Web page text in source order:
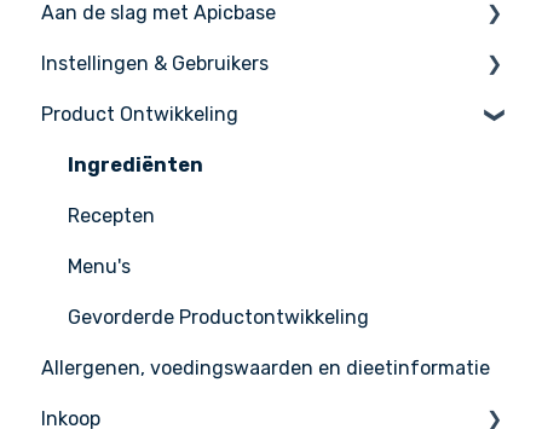
Aan de slag met Apicbase
De basis
Apicbase instellen
Support
Instellingen & Gebruikers
Instellingen
Gebruikers beheer
Product Ontwikkeling
Ingrediënten
Recepten
Menu's
Gevorderde Productontwikkeling
Allergenen, voedingswaarden en dieetinformatie
Inkoop